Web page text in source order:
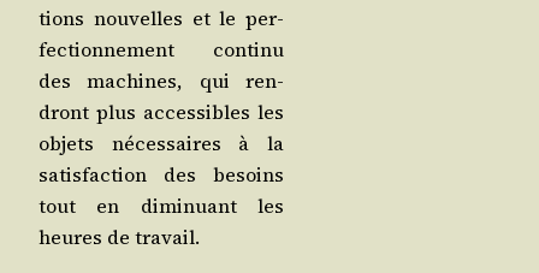
tions nou­velles et le per­
fec­tion­ne­ment conti­nu
des machines, qui ren­
dront plus acces­sibles les
objets néces­saires à la
satis­fac­tion des besoins
tout en dimi­nuant les
heures de travail.